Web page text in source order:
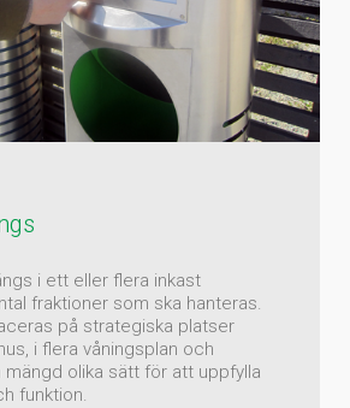
i ett eller flera inkast
fraktioner som ska hanteras.
på strategiska platser
i flera våningsplan och
olika sätt för att uppfylla
funktion.